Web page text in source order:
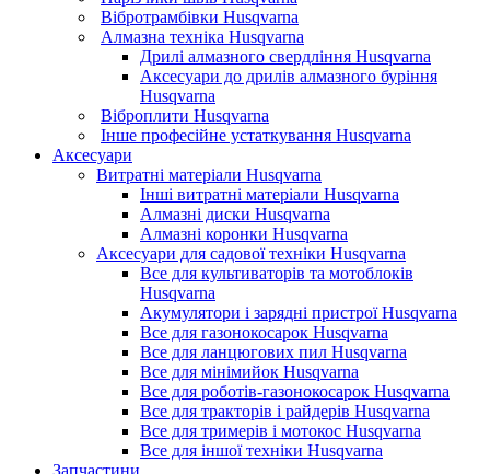
Вібротрамбівки Husqvarna
Алмазна техніка Husqvarna
Дрилі алмазного свердління Husqvarna
Аксесуари до дрилів алмазного буріння
Husqvarna
Віброплити Husqvarna
Інше професійне устаткування Husqvarna
Аксесуари
Витратні матеріали Husqvarna
Інші витратні матеріали Husqvarna
Алмазні диски Husqvarna
Алмазні коронки Husqvarna
Аксесуари для садової техніки Husqvarna
Все для культиваторів та мотоблоків
Husqvarna
Акумулятори і зарядні пристрої Husqvarna
Все для газонокосарок Husqvarna
Все для ланцюгових пил Husqvarna
Все для мінімийок Husqvarna
Все для роботів-газонокосарок Husqvarna
Все для тракторів і райдерів Husqvarna
Все для тримерів і мотокос Husqvarna
Все для іншої техніки Husqvarna
Запчастини